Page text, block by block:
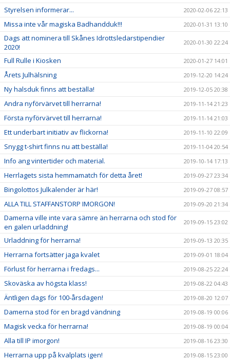
Styrelsen informerar...
2020-02-06 22:13
Missa inte vår magiska Badhandduk!!! 2020-01-31 13:10
Dags att nominera till Skånes Idrottsledarstipendier
2020!
2020-01-30 22:24
Full Rulle i Kiosken 2020-01-27 14:01
Årets Julhälsning 2019-12-20 14:24
Ny halsduk finns att beställa! 2019-12-05 20:38
Andra nyförvärvet till herrarna! 2019-11-14 21:23
Första nyförvärvet till herrarna! 2019-11-14 21:03
Ett underbart initiativ av flickorna! 2019-11-10 22:09
Snygg t-shirt finns nu att beställa! 2019-11-04 20:54
Info ang vintertider och material. 2019-10-14 17:13
Herrlagets sista hemmamatch för detta året! 2019-09-27 23:34
Bingolottos Julkalender är här! 2019-09-27 08:57
ALLA TILL STAFFANSTORP IMORGON! 2019-09-20 21:34
Damerna ville inte vara sämre än herrarna och stod för
en galen urladdning!
2019-09-15 23:02
Urladdning för herrarna! 2019-09-13 20:35
Herrarna fortsätter jaga kvalet 2019-09-01 18:04
Förlust för herrarna i fredags... 2019-08-25 22:24
Skoväska av högsta klass! 2019-08-22 04:43
Äntligen dags för 100-årsdagen! 2019-08-20 12:07
Damerna stod för en bragd vändning 2019-08-19 00:06
Magisk vecka för herrarna! 2019-08-19 00:04
Alla till IP imorgon! 2019-08-16 23:30
Herrarna upp på kvalplats igen! 2019-08-15 23:00